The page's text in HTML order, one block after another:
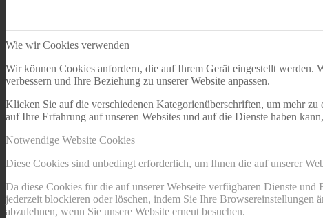
Wie wir Cookies verwenden
Wir können Cookies anfordern, die auf Ihrem Gerät eingestellt werden.
verbessern und Ihre Beziehung zu unserer Website anpassen.
Klicken Sie auf die verschiedenen Kategorienüberschriften, um mehr
auf Ihre Erfahrung auf unseren Websites und auf die Dienste haben
Notwendige Website Cookies
Diese Cookies sind unbedingt erforderlich, um Ihnen die auf unserer
Da diese Cookies für die auf unserer Webseite verfügbaren Dienste
jederzeit blockieren oder löschen, indem Sie Ihre
abzulehnen, wenn Sie unsere Website erneut besuchen.